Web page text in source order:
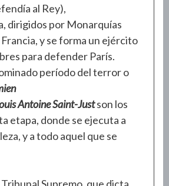
al Rey),
dirigidos por Monarquías
y se forma un ejército
para defender París.
período del terror o
Antoine Saint-Justson los
etapa, donde se ejecuta a
y a todo aquel que se